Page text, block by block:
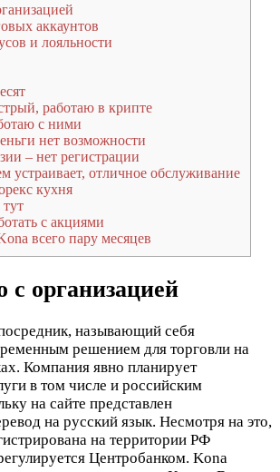
аккаунтов
и лояльности
работаю в крипте
с ними
нет возможности
– нет регистрации
устраивает, отличное обслуживание
кухня
с акциями
всего пару месяцев
с организацией
называющий себя
решением для торговли на
Компания явно планирует
в том числе и российским
на сайте представлен
на русский язык. Несмотря на это,
на территории РФ
Центробанком. Kona